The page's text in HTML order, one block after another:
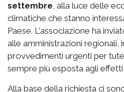
settembre, alla luce delle
climatiche che stanno
Paese. L'associazione ha
alle amministrazioni regionali,
provvedimenti urgenti per
sempre più esposta agli
Alla base della richiesta ci